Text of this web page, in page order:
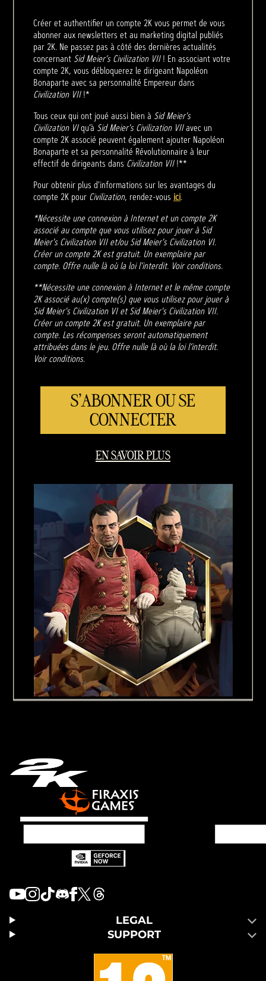
Créer et authentifier un compte 2K vous permet de vous
abonner aux newsletters et au marketing digital publiés
par 2K. Ne passez pas à côté des dernières actualités
concernant Sid Meier’s Civilization VII! En associant votre
compte 2K, vous débloquerez le dirigeant Napoléon
Bonaparte avec sa personnalité Empereur dans
Civilization VII!*
Tous ceux qui ont joué aussi bien à Sid Meier's
Civilization VIqu’à Sid Meier's Civilization VIIavec un
compte 2K associé peuvent également ajouter Napoléon
Bonaparte et sa personnalité Révolutionnaire à leur
effectif de dirigeants dans Civilization VII!**
Pour obtenir plus d'informations sur les avantages du
compte 2K pour Civilization, rendez-vous ici.
*Nécessite une connexion à Internet et un compte 2K
associé au compte que vous utilisez pour jouer à Sid
Meier's Civilization VII et/ou Sid Meier's Civilization VI.
Créer un compte 2K est gratuit. Un exemplaire par
compte. Offre nulle là où la loi l’interdit. Voir conditions.
**Nécessite une connexion à Internet et le même compte
2K associé au(x) compte(s) que vous utilisez pour jouer à
Sid Meier's Civilization VI et Sid Meier's Civilization VII.
Créer un compte 2K est gratuit. Un exemplaire par
compte. Les récompenses seront automatiquement
attribuées dans le jeu. Offre nulle là où la loi l’interdit.
Voir conditions.
S'ABONNER OU SE
CONNECTER
EN SAVOIR PLUS
LEGAL
SUPPORT